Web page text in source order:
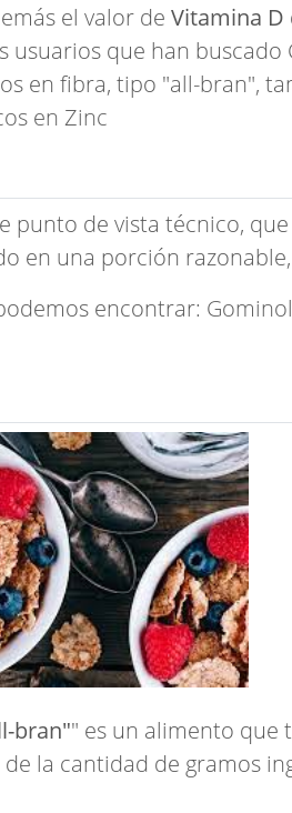
el valor de Vitamina D
usuarios que han buscado
en fibra, tipo "all-bran",
en Zinc
punto de vista técnico,
en una porción
encontrar:
bran"" es un alimento que
la cantidad de gramos